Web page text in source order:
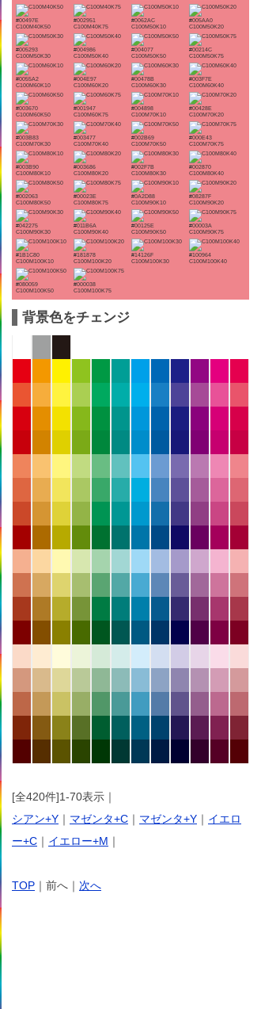
#00497E
C100M40K50
#002951
C100M40K75
#0062AC
C100M50K10
#005AA0
C100M50K20
#005293
C100M50K30
#004986
C100M50K40
#004077
C100M50K50
#00214C
C100M50K75
#0055A2
C100M60K10
#004E97
C100M60K20
#00478B
C100M60K30
#003F7E
C100M60K40
#003670
C100M60K50
#001947
C100M60K75
#004898
C100M70K10
#00428E
C100M70K20
#003B83
C100M70K30
#003477
C100M70K40
#002B69
C100M70K50
#000E43
C100M70K75
#003B90
C100M80K10
#003686
C100M80K20
#002F7B
C100M80K30
#002870
C100M80K40
#002063
C100M80K50
#00023E
C100M80K75
#0A2D88
C100M90K10
#08287F
C100M90K20
#042275
C100M90K30
#011B6A
C100M90K40
#00125E
C100M90K50
#00003A
C100M90K75
#1B1C80
C100M100K10
#181878
C100M100K20
#14126F
C100M100K30
#100964
C100M100K40
#080059
C100M100K50
#000038
C100M100K75
背景色をチェンジ
[全420件]1-70表示｜
シアン+Y ｜ マゼンタ+C ｜ マゼンタ+Y ｜ イエロ
ー+C ｜ イエロー+M ｜
TOP ｜前へ｜ 次へ